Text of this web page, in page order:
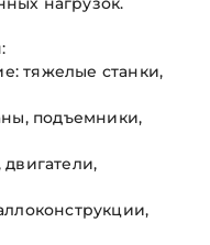
тяжелые станки,
подъемники,